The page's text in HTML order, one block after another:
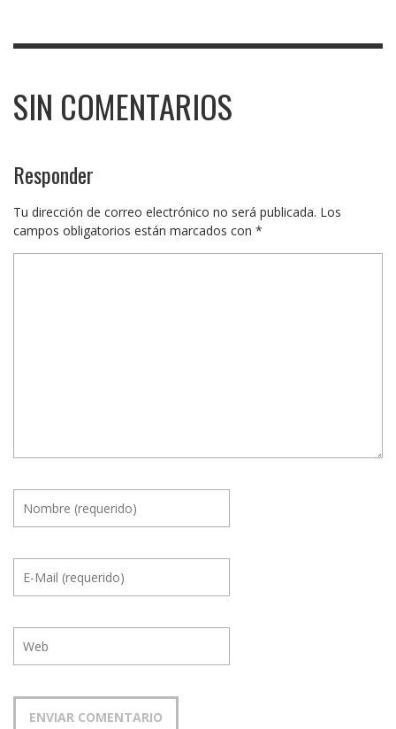
SIN COMENTARIOS
Responder
Tu dirección de correo electrónico no será publicada. Los
campos obligatorios están marcados con *